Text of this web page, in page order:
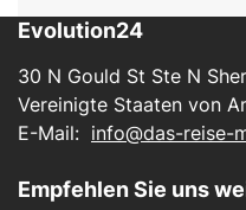
Evolution24
30 N Gould St Ste N
Vereinigte Staaten von
E-Mail: info@das-reise-
Empfehlen Sie uns